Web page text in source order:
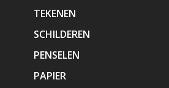
TEKENEN
SCHILDEREN
PENSELEN
PAPIER